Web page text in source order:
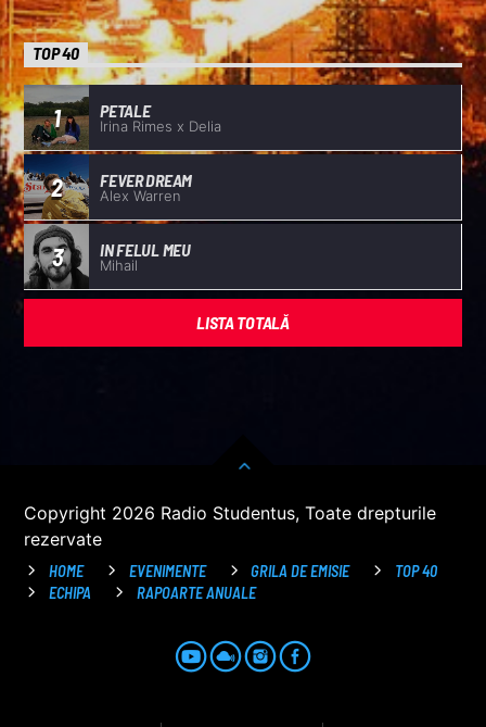
TOP 40
1 PETALE
Irina Rimes x Delia
2 FEVER DREAM
Alex Warren
3 IN FELUL MEU
Mihail
LISTA TOTALĂ
Copyright 2026 Radio Studentus, Toate drepturile
rezervate
HOME EVENIMENTE GRILA DE EMISIE
TOP 40
ECHIPA
RAPOARTE ANUALE